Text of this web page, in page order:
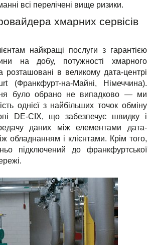
всі перелічені вище ризики.
хмарних сервісів
найкращі послуги з гарантією
на добу, потужності хмарного
розташовані в великому дата-центрі
(Франкфурт-на-Майні, Німеччина).
було обрано не випадково — ми
однієї з найбільших точок обміну
DE-CIX, що забезпечує швидку і
даних між елементами дата-
обладнанням і клієнтами. Крім того,
підключений до франкфуртської